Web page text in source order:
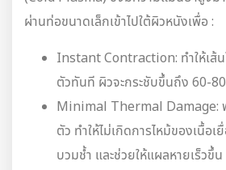
ผ่านท่อขนาดเล็กเข้าไปใต้ผิวหนังเพื่อ :
Instant Contraction: ทำให้เส้
ตัวทันที ผิวจะกระชับขึ้นถึง 60-
Minimal Thermal Damage:
ตัว ทำให้ไม่เกิดการไหม้ของเนื้อเ
บวมช้ำ และช่วยให้แผลหายเร็วขึ้น